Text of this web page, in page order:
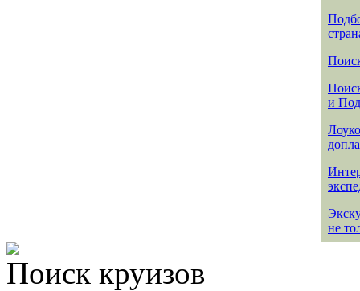
и
не
Поиск круизов